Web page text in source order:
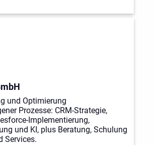
und Optimierung
Prozesse: CRM-Strategie,
Implementierung,
und KI, plus Beratung, Schulung
Services.